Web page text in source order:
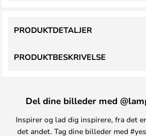
PRODUKTBESKRIVELSE
PRODUKTDETALJER
Del dine billeder med
Inspirer og lad dig inspirere, fra det
det andet. Tag dine billeder med